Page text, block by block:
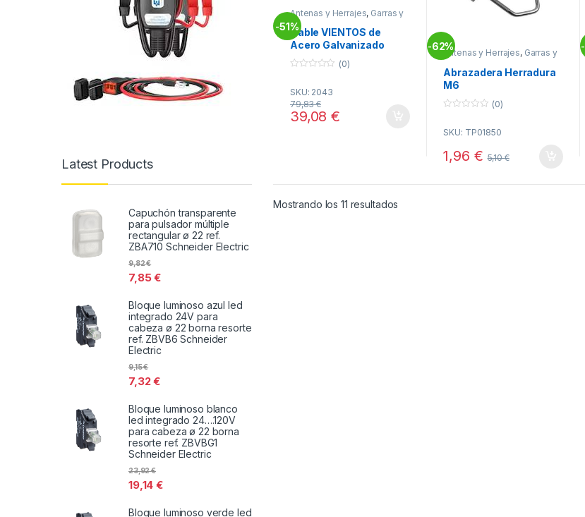
-51%
Antenas y Herrajes, Garras y
Soportes
Cable VIENTOS de
Acero Galvanizado
2mm
u
t
o
f
(0)
SKU: 2043
39,08€
79,83€
-62%
Antenas y Herrajes, Garras y
Soportes
Telecomunicacion
Abrazadera Herradura
M6
u
o
(0)
SKU: TP01850
1,96 € 5,10€
-
Mostrando los 11 resultados
Latest Products
Capuchón transparente
para pulsador múltiple
rectangular ø 22 ref.
ZBA710 Schneider Electric
7,85€
9,82€
Bloque luminoso azul led
integrado 24V para
cabeza ø 22 borna resorte
ref. ZBVB6 Schneider
Electric
7,32€
9,15€
Bloque luminoso blanco
led integrado 24….120V
para cabeza ø 22 borna
resorte ref. ZBVBG1
Schneider Electric
19,14€
23,92€
Bloque luminoso verde led